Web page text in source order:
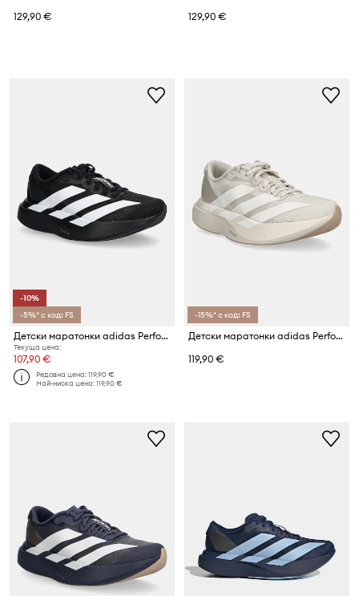
129,90 €
129,90 €
-10%
-5%* с код: FS
Детски маратонки adidas Performance adizero Evo SL
Текуща цена:
107,90 €
Редовна цена:119,90 €
Най-ниска цена:119,90 €
-15%* с код: FS
Детски маратонки adidas Performance adizero Evo SL
119,90 €